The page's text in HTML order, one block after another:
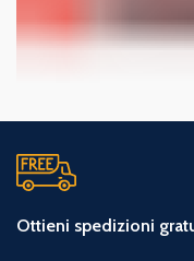
Ottieni spedizioni